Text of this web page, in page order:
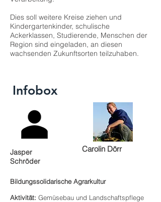
Dies soll weitere Kreise ziehen und
Kindergartenkinder, schulische
Ackerklassen, Studierende, Menschen der
Region sind eingeladen, an diesen
wachsenden Zukunftsorten teilzuhaben.
Infobox
Jasper
Schröder
Carolin Dörr
Bildungssolidarische Agrarkultur
Aktivität: Gemüsebau und Landschaftspflege